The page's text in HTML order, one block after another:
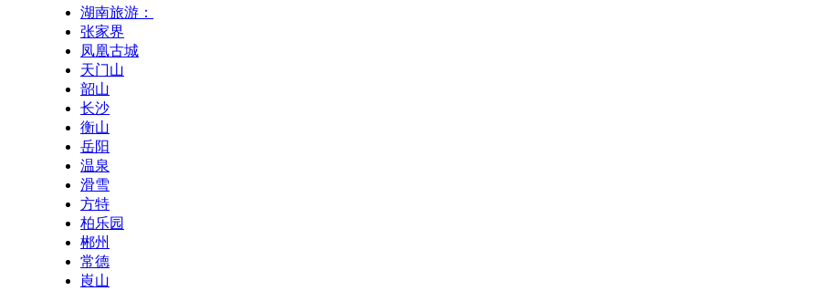
湖南旅游：
张家界
凤凰古城
天门山
韶山
长沙
衡山
岳阳
温泉
滑雪
方特
柏乐园
郴州
常德
崀山